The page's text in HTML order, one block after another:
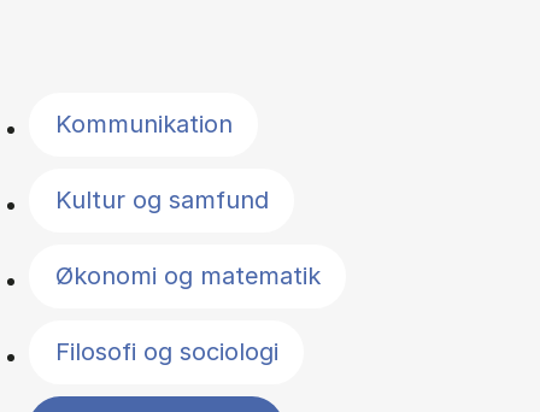
Kommunikation
Kultur og samfund
Økonomi og matematik
Filosofi og sociologi